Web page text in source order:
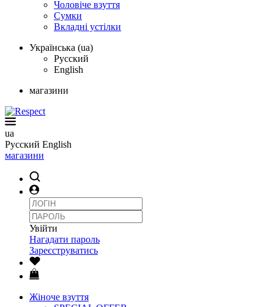
Чоловіче взуття
Сумки
Вкладні устілки
Українська (ua)
Русский
English
магазини
ua
Русский English
магазини
Увійти
Нагадати пароль
Зареєструватись
Жіноче взуття